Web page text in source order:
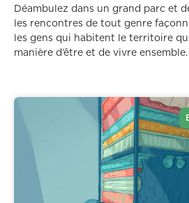
Déambulez dans un grand parc et
les rencontres de tout genre
les gens qui habitent le territoire
manière d’être et de vivre ensemble.